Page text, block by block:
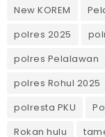
New KOREM
polres 2025
polres Pelalawan
polres Rohul 2025
polresta PKU
Rokan hulu